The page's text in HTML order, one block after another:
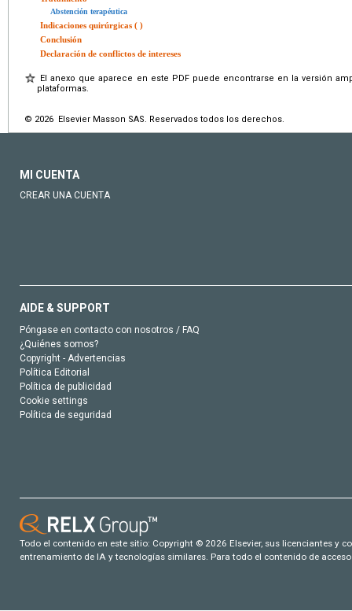
Abstención terapéutica
Indicaciones quirúrgicas ( )
Conclusión
Declaración de conflictos de intereses
El anexo que aparece en este PDF puede encontrarse en la versión
plataformas.
© 2026 Elsevier Masson SAS. Reservados todos los derechos.
MI CUENTA
CREAR UNA CUENTA
AIDE & SUPPORT
Póngase en contacto con nosotros / FAQ
¿Quiénes somos?
Copyright - Advertencias
Política Editorial
Política de publicidad
Cookie settings
Política de seguridad
Todo el contenido en este sitio: Copyright © 2026 Elsevier, sus licenciantes y
entrenamiento de IA y tecnologías similares. Para todo el contenido de